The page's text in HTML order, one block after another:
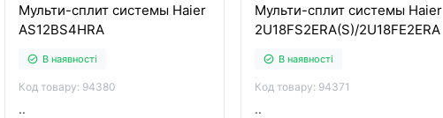
Мульти-сплит системы Haier
AS12BS4HRA
В наявності
Код товару: 94380
..
Мульти-сплит системы Haier
2U18FS2ERA(S)/2U18FE2ERA
В наявності
Код товару: 94371
..